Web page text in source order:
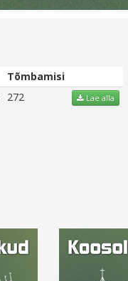
Tõmbamisi
272 Lae alla